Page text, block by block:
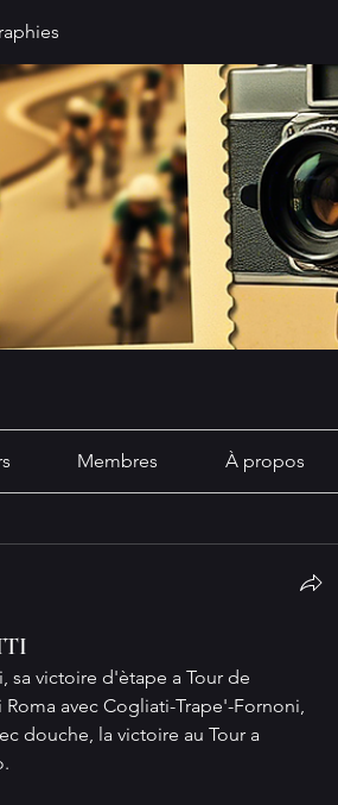
Membres À propos
victoire d'ètape a Tour de
avec Cogliati-Trape'-Fornoni,
douche, la victoire au Tour a